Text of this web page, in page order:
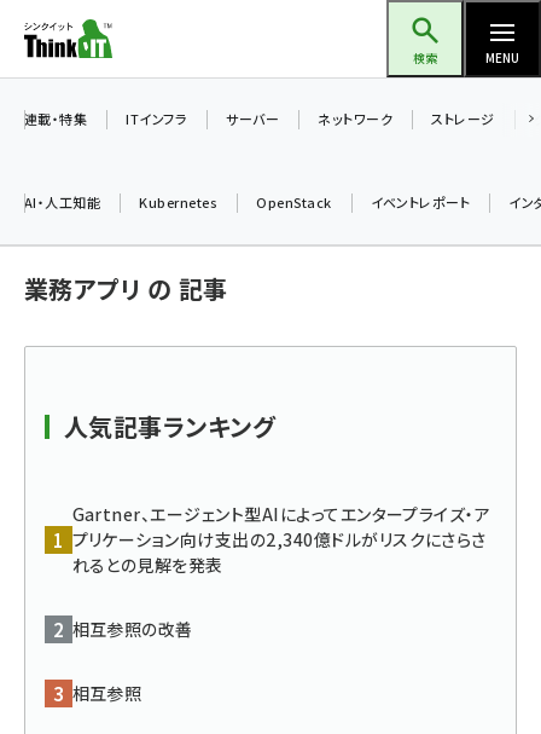
ン
ツ
検索 MENU
ai (2480)
ai crunch (1347)
連載・特集 ITインフラ サーバー ネットワーク ストレージ
AI・人工知能 Kubernetes OpenStack イベントレポート イン
業務アプリ の 記事
人気記事ランキング
Gartner、エージェント型AIによってエンタープライズ・ア
プリケーション向け支出の2,340億ドルがリスクにさらさ
れるとの見解を発表
相互参照の改善
相互参照